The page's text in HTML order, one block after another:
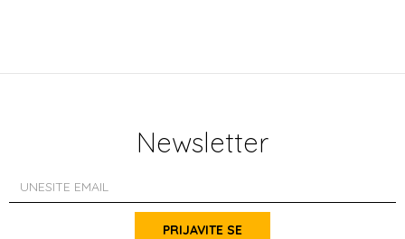
Newsletter
PRIJAVITE SE